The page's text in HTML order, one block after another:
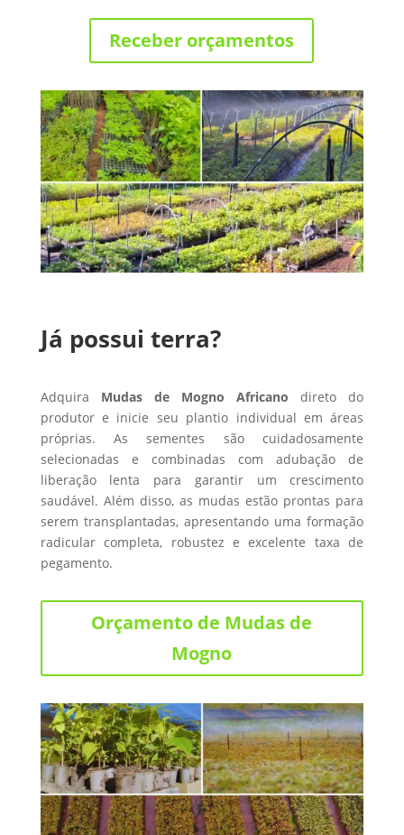
Receber orçamentos
Já possui terra?
Adquira Mudas de Mogno Africano direto do
produtor e inicie seu plantio individual em áreas
próprias. As sementes são cuidadosamente
selecionadas e combinadas com adubação de
liberação lenta para garantir um crescimento
saudável. Além disso, as mudas estão prontas para
serem transplantadas, apresentando uma formação
radicular completa, robustez e excelente taxa de
pegamento.
Orçamento de Mudas de
Mogno